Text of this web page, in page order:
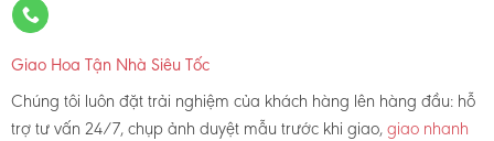
Giao Hoa Tận Nhà Siêu Tốc
Chúng tôi luôn đặt trải nghiệm của khách hàng lên hàng đầu: hỗ
trợ tư vấn 24/7, chụp ảnh duyệt mẫu trước khi giao,giao nhanh